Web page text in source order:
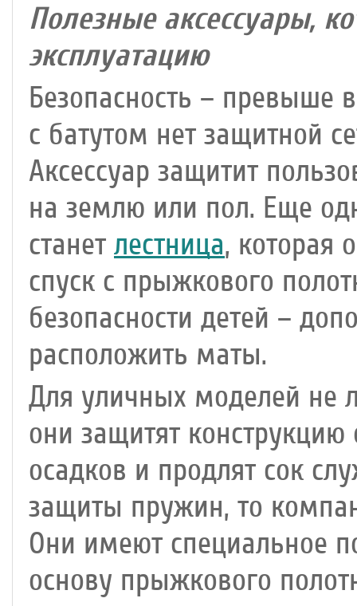
Полезные аксессуары,
эксплуатацию
Безопасность – превыше
с батутом нет защитной
Аксессуар защитит
на землю или пол. Еще
станет лестница, которая
спуск с прыжкового
безопасности детей –
расположить маты.
Для уличных моделей не
они защитят
осадков и продлят сок
защиты пружин, то
Они имеют специальное
основу прыжкового